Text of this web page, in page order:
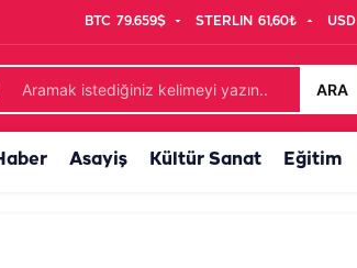
BTC 79.659$ STERLIN 61,60₺ USD
ARA
Asayiş Kültür Sanat Eğitim